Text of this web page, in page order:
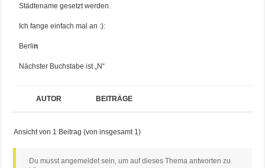
Städtename gesetzt werden.
Ich fange einfach mal an :):
Berlin
Nächster Buchstabe ist „N“
AUTOR BEITRÄGE
Ansicht von 1 Beitrag (von insgesamt 1)
Du musst angemeldet sein, um auf dieses Thema antworten zu